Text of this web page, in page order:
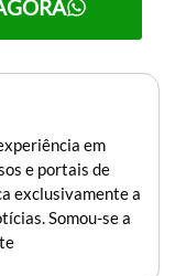
em
e portais de
exclusivamente a
Somou-se a